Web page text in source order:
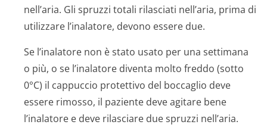
nell’aria. Gli spruzzi totali rilasciati nell’aria, prima di
utilizzare l’inalatore, devono essere due.
Se l’inalatore non è stato usato per una settimana
o più, o se l’inalatore diventa molto freddo (sotto
0°C) il cappuccio protettivo del boccaglio deve
essere rimosso, il paziente deve agitare bene
l’inalatore e deve rilasciare due spruzzi nell’aria.